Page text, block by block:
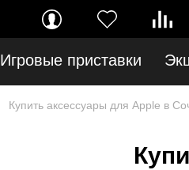
Игровые приставки
Купить аксессуары для Apple в